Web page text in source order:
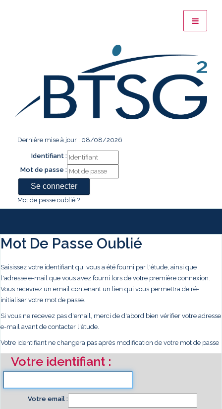
Dernière mise à jour : 08/08/2026
Identifiant :
Mot de passe :
Mot de passe oublié ?
Mot De Passe Oublié
Saisissez votre identifiant qui vous a été fourni par l'étude, ainsi que
l'adresse e-mail que vous avez fourni lors de votre première connexion.
Vous recevrez un email contenant un lien qui vous permettra de ré-
initialiser votre mot de passe.
Si vous ne recevez pas d'email, merci de d'abord bien vérifier votre adresse
e-mail avant de contacter l'étude.
Votre identifiant ne changera pas après modification de votre mot de passe
Votre identifiant
Votre email